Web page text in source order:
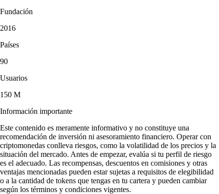
Fundación
2016
Países
90
Usuarios
150 M
Información importante
Este contenido es meramente informativo y no constituye una
recomendación de inversión ni asesoramiento financiero. Operar con
criptomonedas conlleva riesgos, como la volatilidad de los precios y la
situación del mercado. Antes de empezar, evalúa si tu perfil de riesgo
es el adecuado. Las recompensas, descuentos en comisiones y otras
ventajas mencionadas pueden estar sujetas a requisitos de elegibilidad
o a la cantidad de tokens que tengas en tu cartera y pueden cambiar
según los términos y condiciones vigentes.